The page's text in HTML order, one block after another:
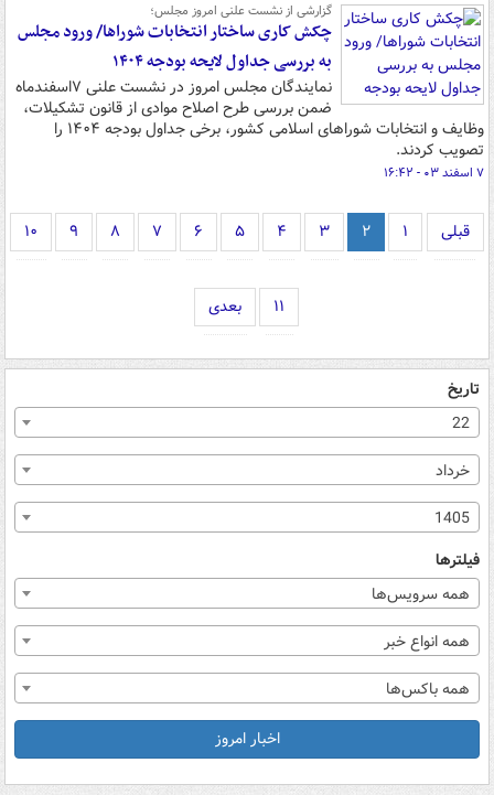
گزارشی از نشست علنی امروز مجلس؛
چکش کاری ساختار انتخابات شوراها/ ورود مجلس
به بررسی جداول لایحه بودجه ۱۴۰۴
نمایندگان مجلس امروز در نشست علنی ۷اسفندماه
ضمن بررسی طرح اصلاح موادی از قانون تشکیلات،
وظایف و انتخابات شوراهای اسلامی کشور، برخی جداول بودجه ۱۴۰۴ را
تصویب کردند.
۷ اسفند ۰۳ - ۱۶:۴۲
قبلی ۱ ۲ ۳ ۴ ۵ ۶ ۷ ۸ ۹ ۱۰
۱۱ بعدی
تاریخ
22
خرداد
1405
فیلترها
همه سرویس‌ها
همه انواع خبر
همه باکس‌ها
اخبار امروز